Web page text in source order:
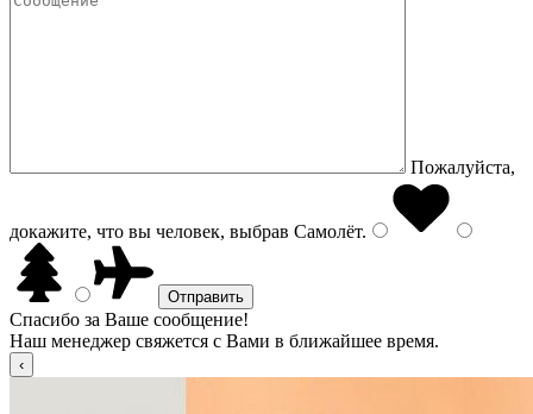
Пожалуйста,
докажите, что вы человек, выбрав Самолёт.
Спасибо за Ваше сообщение!
Наш менеджер свяжется с Вами в ближайшее время.